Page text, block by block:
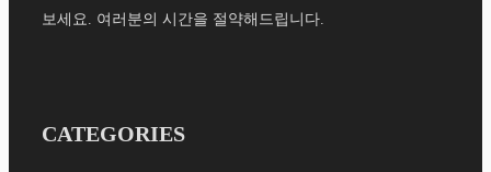
보세요. 여러분의 시간을 절약해드립니다.
CATEGORIES